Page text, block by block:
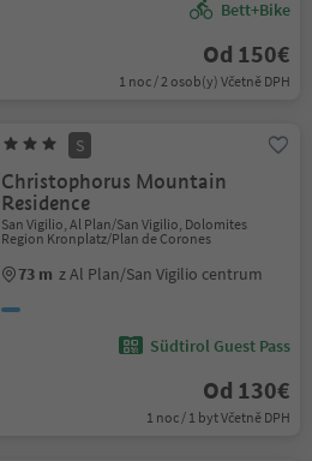
Bett+Bike
Od 150€
1 noc / 2 osob(y) Včetně DPH
S
Christophorus Mountain
Residence
San Vigilio, Al Plan/San Vigilio, Dolomites
Region Kronplatz/Plan de Corones
73 m z Al Plan/San Vigilio centrum
Südtirol Guest Pass
Od 130€
1 noc / 1 byt Včetně DPH